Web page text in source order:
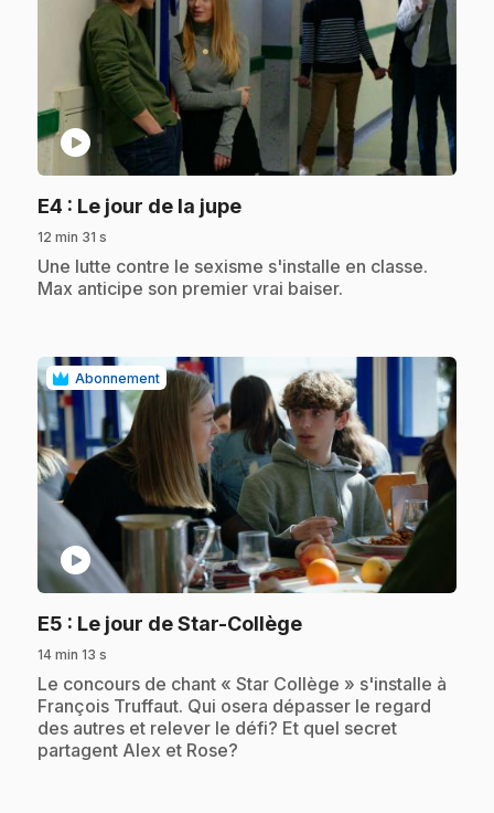
play_circle
E4 : Le jour de la jupe.
12 min 31 s
.Une lutte contre le sexisme s'installe en classe.
Max anticipe son premier vrai baiser.
Abonnement
play_circle
E5 : Le jour de Star-Collège.
14 min 13 s
.Le concours de chant « Star Collège » s'installe à
François Truffaut. Qui osera dépasser le regard
des autres et relever le défi? Et quel secret
partagent Alex et Rose?